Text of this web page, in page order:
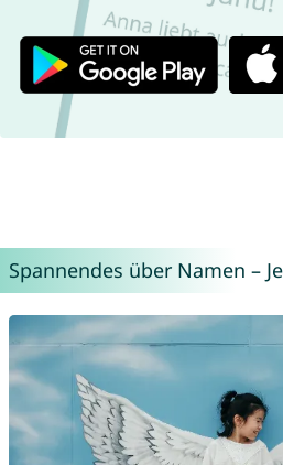
Spannendes über Namen –